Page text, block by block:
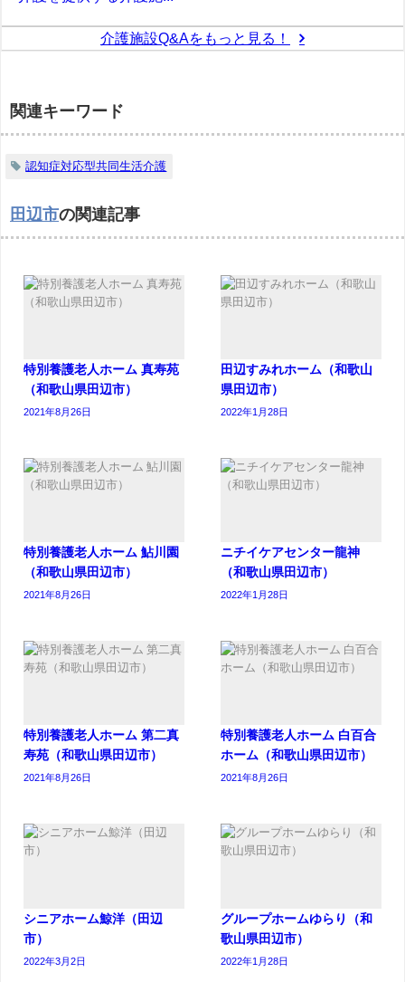
介護施設Q&Aをもっと見る！
関連キーワード
認知症対応型共同生活介護
田辺市の関連記事
特別養護老人ホーム 真寿苑
（和歌山県田辺市）
2021年8月26日
田辺すみれホーム（和歌山
県田辺市）
2022年1月28日
特別養護老人ホーム 鮎川園
（和歌山県田辺市）
2021年8月26日
ニチイケアセンター龍神
（和歌山県田辺市）
2022年1月28日
特別養護老人ホーム 第二真
寿苑（和歌山県田辺市）
2021年8月26日
特別養護老人ホーム 白百合
ホーム（和歌山県田辺市）
2021年8月26日
シニアホーム鯨洋（田辺
市）
2022年3月2日
グループホームゆらり（和
歌山県田辺市）
2022年1月28日